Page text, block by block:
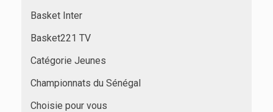
Basket Inter
Basket221 TV
Catégorie Jeunes
Championnats du Sénégal
Choisie pour vous